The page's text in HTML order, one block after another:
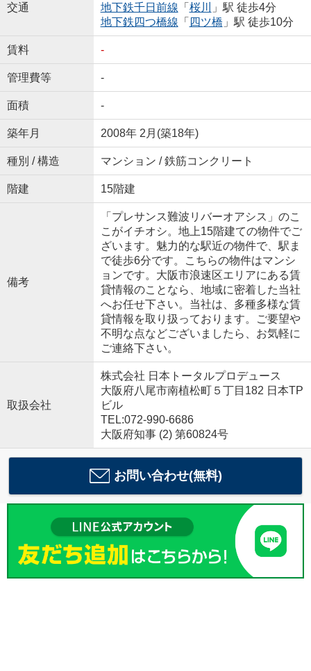
交通
地下鉄千日前線 「 桜川
」駅 徒歩4分
地下鉄四つ橋線 「 四ツ橋 」駅 徒歩10分
賃料 -
管理費等 -
面積 -
築年月 2008年 2月(築18年)
種別 / 構造 マンション / 鉄筋コンクリート
階建 15階建
備考
「プレサンス難波リバーオアシス」のこ
こがイチオシ。地上15階建ての物件でご
ざいます。魅力的な駅近の物件で、駅ま
で徒歩6分です。こちらの物件はマンシ
ョンです。大阪市浪速区エリアにある賃
貸情報のことなら、地域に密着した当社
へお任せ下さい。当社は、多種多様な賃
貸情報を取り扱っております。ご要望や
不明な点などございましたら、お気軽に
ご連絡下さい。
取扱会社
株式会社 日本トータルプロデュース
大阪府八尾市南植松町５丁目182 日本TP
ビル
TEL:072-990-6686
大阪府知事 (2) 第60824号
お問い合わせ(無料)